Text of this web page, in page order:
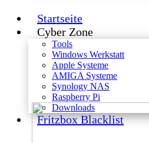
Startseite
Cyber Zone
Tools
Windows Werkstatt
Apple Systeme
AMIGA Systeme
Synology NAS
Raspberry Pi
Downloads
Fritzbox Blacklist